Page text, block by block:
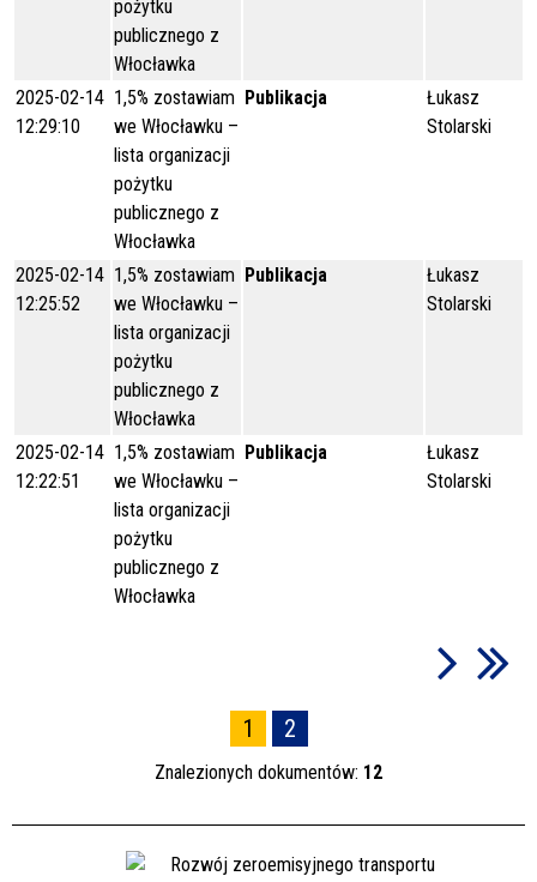
pożytku
publicznego z
Włocławka
2025-02-14
12:29:10
1,5% zostawiam
we Włocławku –
lista organizacji
pożytku
publicznego z
Włocławka
Publikacja
Łukasz
Stolarski
2025-02-14
12:25:52
1,5% zostawiam
we Włocławku –
lista organizacji
pożytku
publicznego z
Włocławka
Publikacja
Łukasz
Stolarski
2025-02-14
12:22:51
1,5% zostawiam
we Włocławku –
lista organizacji
pożytku
publicznego z
Włocławka
Publikacja
Łukasz
Stolarski
1 2
Znalezionych dokumentów: 12